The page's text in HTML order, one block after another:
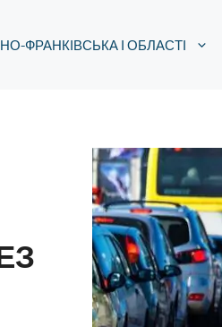
ФРАНКІВСЬКА І ОБЛАСТІ